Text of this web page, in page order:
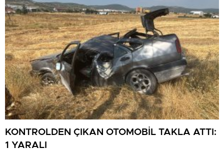
KONTROLDEN ÇIKAN OTOMOBİL TAKLA ATTI:
1 YARALI